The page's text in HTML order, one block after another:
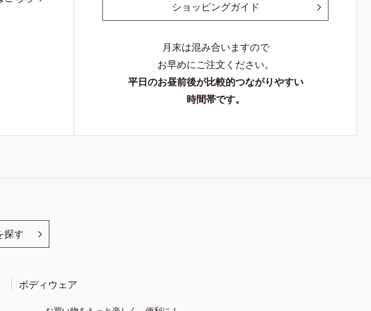
ショッピングガイド
月末は混み合いますので
お早めにご注文ください。
平日のお昼前後が比較的つながりやすい
時間帯です。
探す
ボディウェア